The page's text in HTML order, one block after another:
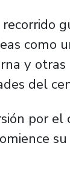
como
y otras
del
por